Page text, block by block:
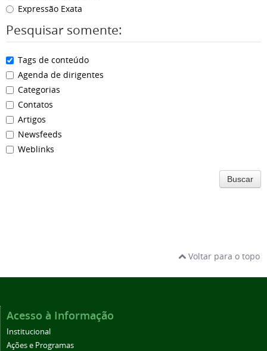
Expressão Exata
Pesquisar somente:
Tags de conteúdo
Agenda de dirigentes
Categorias
Contatos
Artigos
Newsfeeds
Weblinks
Buscar
Voltar para o topo
Acesso à Informação
Institucional
Ações e Programas